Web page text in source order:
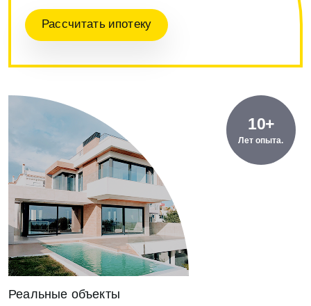
Рассчитать ипотеку
10+
Лет опыта.
Реальные объекты